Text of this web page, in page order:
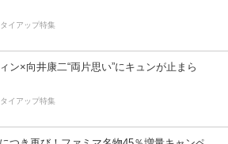
イアップ特集
ン×向井康二“両片思い”にキュンが止まら
イアップ特集